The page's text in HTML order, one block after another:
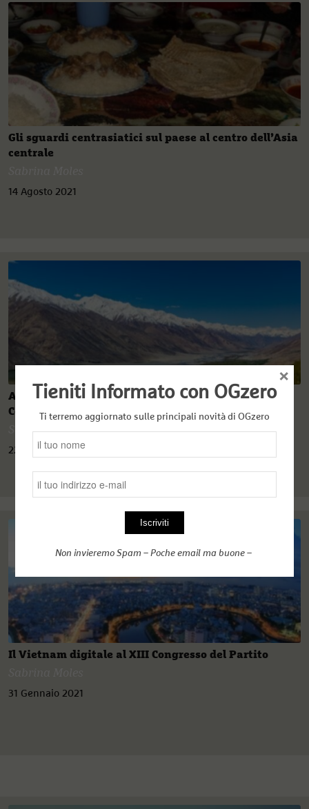
Gli sguardi centrasiatici sul paese al centro dell’Asia
centrale
14 Agosto 2021
Afghanistan: l’instabile cortile di Pechino in Asia
Centrale
Sabrina Moles
22 Luglio 2021
Il Vietnam digitale al XIII Congresso del Partito
31 Gennaio 2021
Tieniti Informato con OGzero
Ti terremo aggiornato sulle principali novità di OGzero
Non invieremo Spam – Poche email ma buone –
×